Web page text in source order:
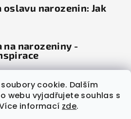
cookie. Dalším
webu vyjadřujete souhlas s
informací zde.
oslavu narozenin: Jak
na narozeniny -
odhalila, proč děti